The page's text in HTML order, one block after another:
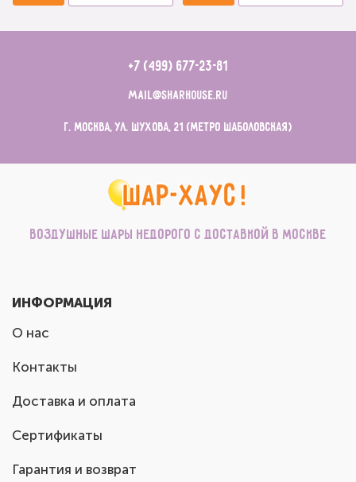
+7 (499) 677-23-81
mail@sharhouse.ru
г. Москва, ул. Шухова, 21 (метро Шаболовская)
Воздушные шары недорого с доставкой в Москве
ИНФОРМАЦИЯ
О нас
Контакты
Доставка и оплата
Сертификаты
Гарантия и возврат